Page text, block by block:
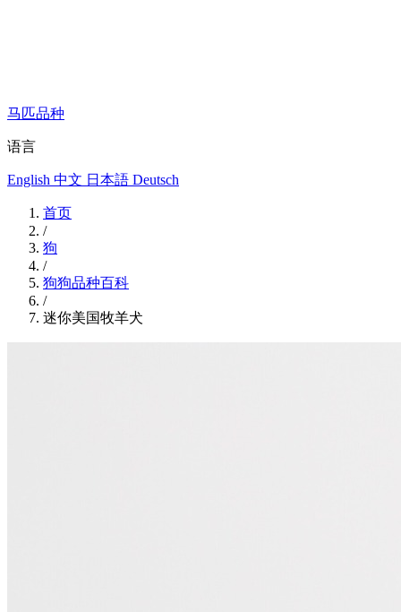
马匹品种
语言
English 中文 日本語 Deutsch
首页
/
狗
/
狗狗品种百科
/
迷你美国牧羊犬